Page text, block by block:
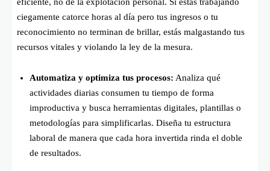
ciegamente catorce horas al día pero tus ingresos o tu
reconocimiento no terminan de brillar, estás malgastando tus
recursos vitales y violando la ley de la mesura.
Automatiza y optimiza tus procesos: Analiza qué
actividades diarias consumen tu tiempo de forma
improductiva y busca herramientas digitales, plantillas o
metodologías para simplificarlas. Diseña tu estructura
laboral de manera que cada hora invertida rinda el doble
de resultados.